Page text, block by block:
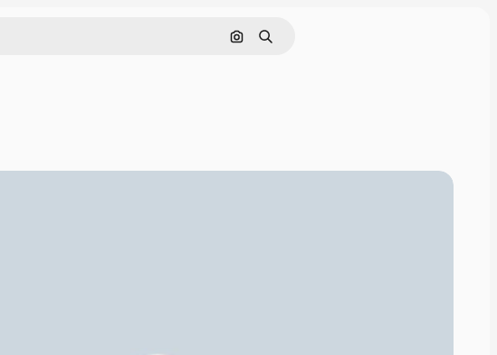
Pesquisar por imagem
Buscar